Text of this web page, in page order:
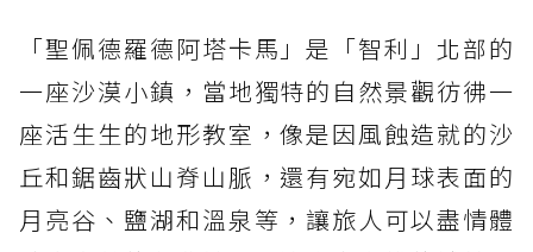
「聖佩德羅德阿塔卡馬」是「智利」北部的
一座沙漠小鎮，當地獨特的自然景觀彷彿一
座活生生的地形教室，像是因風蝕造就的沙
丘和鋸齒狀山脊山脈，還有宛如月球表面的
月亮谷、鹽湖和溫泉等，讓旅人可以盡情體